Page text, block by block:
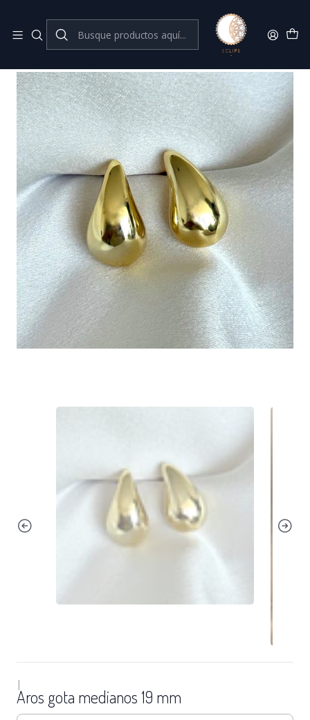
Inicio Aros dorados Aros gota medianos 19 mm
|
Aros gota medianos 19 mm